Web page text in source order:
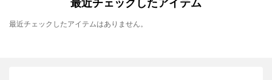
最近チェックしたアイテム
最近チェックしたアイテムはありません。